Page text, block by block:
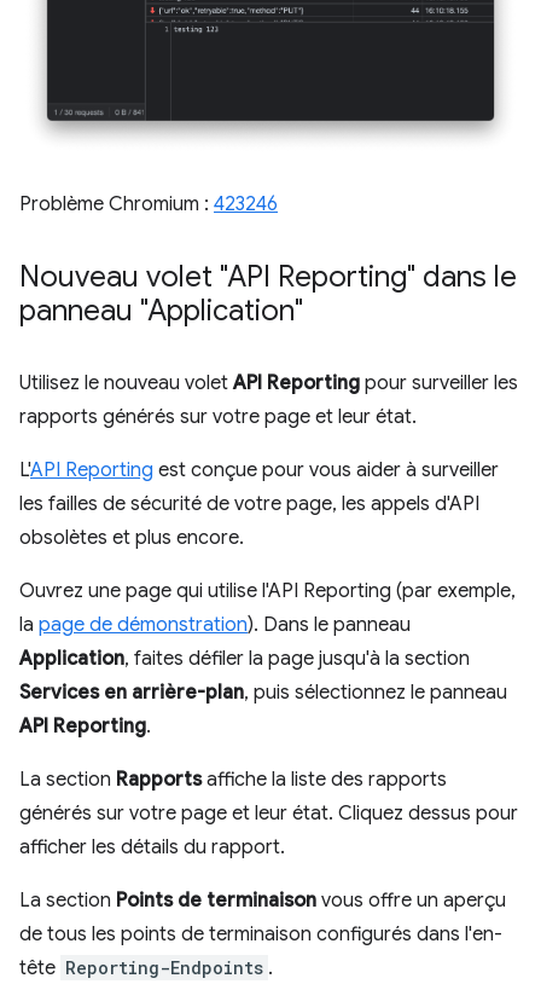
Problème Chromium : 423246
Nouveau volet "API Reporting" dans le
panneau "Application"
Utilisez le nouveau voletAPI Reporting pour surveiller les
rapports générés sur votre page et leur état.
L'API Reporting est conçue pour vous aider à surveiller
les failles de sécurité de votre page, les appels d'API
obsolètes et plus encore.
Ouvrez une page qui utilise l'API Reporting (par exemple,
la page de démonstration). Dans le panneau
Application, faites défiler la page jusqu'à la section
Services en arrière-plan, puis sélectionnez le panneau
API Reporting.
La section Rapportsaffiche la liste des rapports
générés sur votre page et leur état. Cliquez dessus pour
afficher les détails du rapport.
La section Points de terminaison vous offre un aperçu
de tous les points de terminaison configurés dans l'en-
tête Reporting-Endpoints .